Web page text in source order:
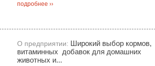
подробнее ››
О предприятии: Широкий выбор кормов,
витаминных добавок для домашних
животных и...